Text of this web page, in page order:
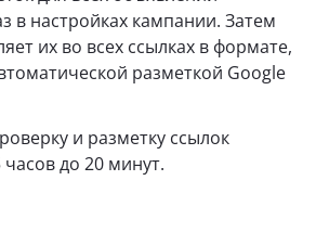
в настройках кампании. Затем
их во всех ссылках в формате,
разметкой Google
и разметку ссылок
часов до 20 минут.